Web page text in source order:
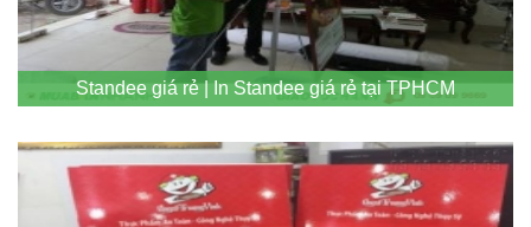
Standee giá rẻ | In Standee giá rẻ tại TPHCM